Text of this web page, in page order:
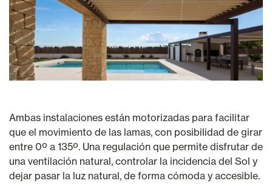
Ambas instalaciones están motorizadas para facilitar
que el movimiento de las lamas, con posibilidad de girar
entre 0º a 135º. Una regulación que permite disfrutar de
una ventilación natural, controlar la incidencia del Sol y
dejar pasar la luz natural, de forma cómoda y accesible.